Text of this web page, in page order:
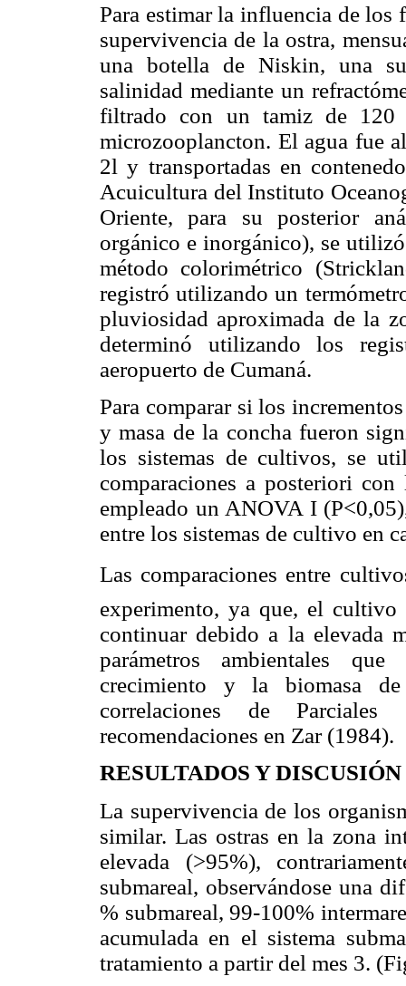
Para estimar la influencia de los
supervivencia de la ostra,
una botella de Niskin, una
salinidad mediante un
filtrado con un tamiz de 120
microzooplancton. El agua fue
2l y transportadas en
Acuicultura del Instituto
Oriente, para su posterior
orgánico e inorgánico), se
método colorimétrico
registró utilizando un
pluviosidad aproximada de la
determinó utilizando los
aeropuerto de Cumaná.
Para comparar si los
y masa de la concha fueron
los sistemas de cultivos, se
comparaciones a posteriori
empleado un ANOVA I
entre los sistemas de cultivo en
Las comparaciones entre
experimento, ya que, el cultivo
continuar debido a la elevada
parámetros ambientales
crecimiento y la biomasa
correlaciones de
recomendaciones en Zar (1984).
RESULTADOS Y DISCUSIÓN
La supervivencia de los
similar. Las ostras en la zona
elevada (>95%),
submareal, observándose una
% submareal, 99-100%
acumulada en el sistema
tratamiento a partir del mes 3.